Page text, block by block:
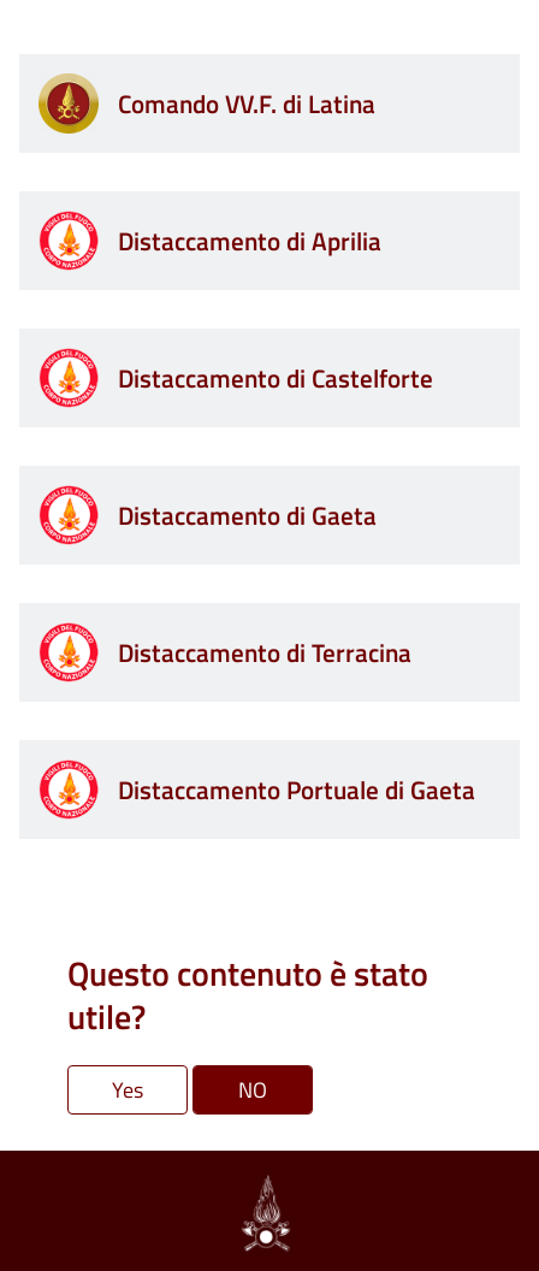
Comando VV.F. di Latina
Distaccamento di Aprilia
Distaccamento di Castelforte
Distaccamento di Gaeta
Distaccamento di Terracina
Distaccamento Portuale di Gaeta
Questo contenuto è stato
utile?